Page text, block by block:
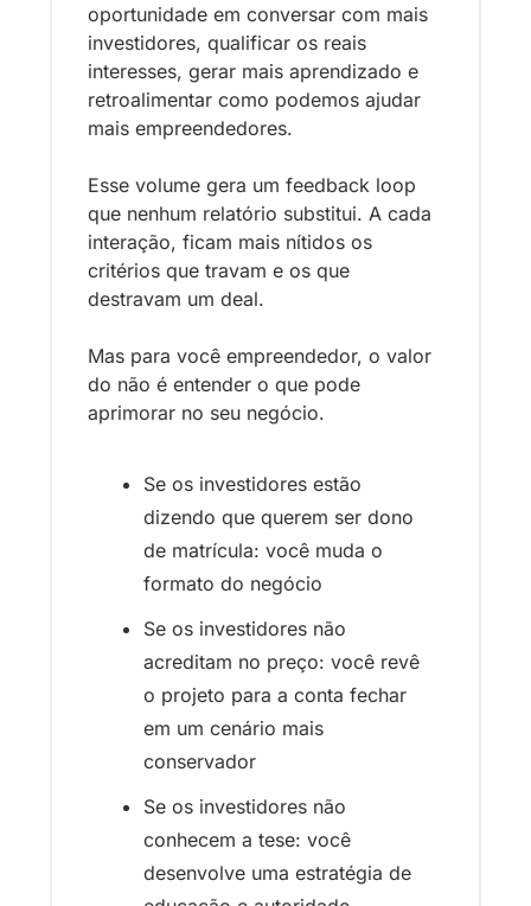
oportunidade em conversar com mais
investidores, qualificar os reais
interesses, gerar mais aprendizado e
retroalimentar como podemos ajudar
mais empreendedores.
Esse volume gera um feedback loop
que nenhum relatório substitui. A cada
interação, ficam mais nítidos os
critérios que travam e os que
destravam um deal.
Mas para você empreendedor, o valor
do não é entender o que pode
aprimorar no seu negócio.
Se os investidores estão
dizendo que querem ser dono
de matrícula: você muda o
formato do negócio
Se os investidores não
acreditam no preço: você revê
o projeto para a conta fechar
em um cenário mais
conservador
Se os investidores não
conhecem a tese: você
desenvolve uma estratégia de